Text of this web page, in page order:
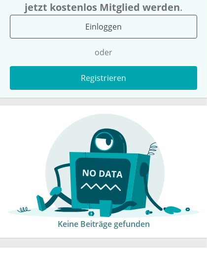
jetzt kostenlos Mitglied werden.
Einloggen
oder
Registrieren
Keine Beiträge gefunden